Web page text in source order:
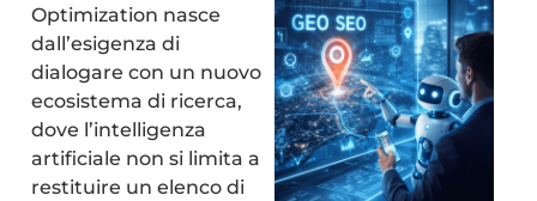
Optimization nasce
dall’esigenza di
dialogare con un nuovo
ecosistema di ricerca,
dove l’intelligenza
artificiale non si limita a
restituire un elenco di